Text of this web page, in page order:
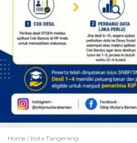
Home / Kota Tangerang